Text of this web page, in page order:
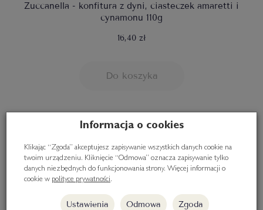
Zuccanella - konfitura z dyni, ciasteczek amaretti i
cynamonu 110g
16,40 zł
Do koszyka
Informacja o cookies
Klikając “Zgoda” akceptujesz zapisywanie wszystkich danych cookie na
twoim urządzeniu. Kliknięcie “Odmowa” oznacza zapisywanie tylko
danych niezbędnych do funkcjonowania strony. Więcej informacji o
cookie w polityce prywatności.
Ustawienia Odmowa Zgoda